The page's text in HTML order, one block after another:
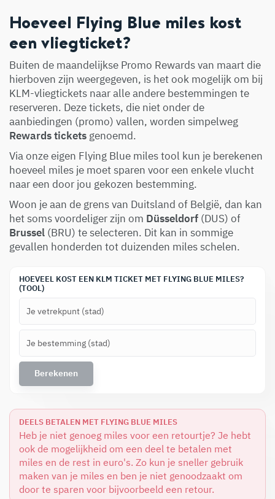
Hoeveel Flying Blue miles kost
een vliegticket?
Buiten de maandelijkse Promo Rewards van maart die
hierboven zijn weergegeven, is het ook mogelijk om bij
KLM-vliegtickets naar alle andere bestemmingen te
reserveren. Deze tickets, die niet onder de
aanbiedingen (promo) vallen, worden simpelweg
Rewards tickets genoemd.
Via onze eigen Flying Blue miles tool kun je berekenen
hoeveel miles je moet sparen voor een enkele vlucht
naar een door jou gekozen bestemming.
Woon je aan de grens van Duitsland of België, dan kan
het soms voordeliger zijn om Düsseldorf (DUS) of
Brussel (BRU) te selecteren. Dit kan in sommige
gevallen honderden tot duizenden miles schelen.
HOEVEEL KOST EEN KLM TICKET MET FLYING BLUE MILES?
(TOOL)
DEELS BETALEN MET FLYING BLUE MILES
Heb je niet genoeg miles voor een retourtje? Je hebt
ook de mogelijkheid om een deel te betalen met
miles en de rest in euro's. Zo kun je sneller gebruik
maken van je miles en ben je niet genoodzaakt om
door te sparen voor bijvoorbeeld een retour.